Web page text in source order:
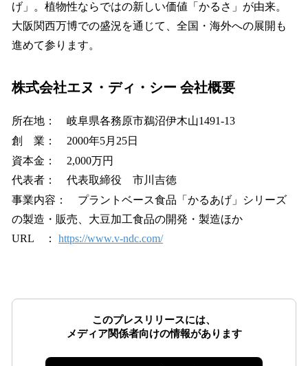
げ」。植物性ならではの新しい価値「かるさ」が由来。
大阪関西万博での盛況を通じて、全国・海外への展開も
進めて参ります。
株式会社エヌ・ディ・シー 会社概要
所在地： 岐阜県各務原市鵜沼伊木山1491-13
創 業： 2000年5月25日
資本金： 2,000万円
代表者： 代表取締役 市川吉徳
事業内容： プラントベース食品「かるあげ」シリーズ
の製造・販売、大豆加工食品の開発・製造ほか
URL ： https://www.v-ndc.com/
このプレスリリースには、
メディア関係者向けの情報があります